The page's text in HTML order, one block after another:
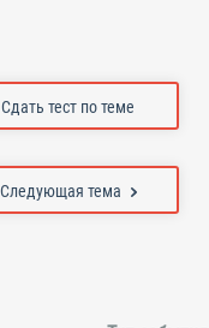
Сдать тест по теме
Следующая тема